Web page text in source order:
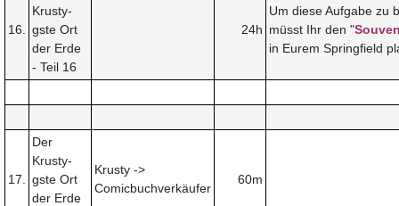
16.
Krusty-
gste Ort
der Erde
- Teil 16
24h
Um diese Aufgabe zu
müsst Ihr den "
in Eurem Springfield
17.
Der
Krusty-
gste Ort
der Erde
Krusty ->
Comicbuchverkäufer
60m